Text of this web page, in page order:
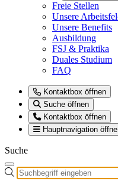
Freie Stellen
Unsere
Unsere Benefits
Ausbildung
FSJ & Praktika
Duales Studium
FAQ
Kontaktbox öffnen
Suche öffnen
Kontaktbox öffnen
Hauptnavigation
Suche